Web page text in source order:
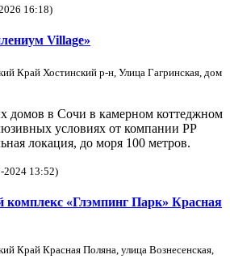
16:18)
Village»
Край Хостинский р-н, Улица Гагринская, дом
домов в Сочи в камерном коттеджном
условиях от компании РР
локация, до моря 100 метров.
2024 13:52)
«Глэмпинг Парк» Красная
Край Красная Поляна, улица Вознесенская,